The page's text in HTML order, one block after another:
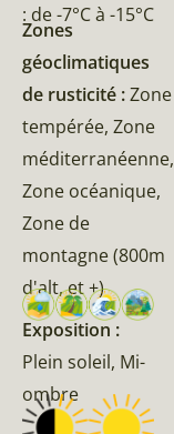
: de -7°C à -15°C
Zones
géoclimatiques
de rusticité :Zone
tempérée, Zone
méditerranéenne,
Zone océanique,
Zone de
montagne (800m
d'alt, et +)
Exposition :
Plein soleil, Mi-
ombre